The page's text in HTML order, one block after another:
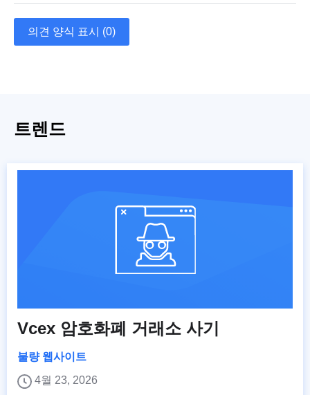
의견 양식 표시 (0)
트렌드
Vcex 암호화폐 거래소 사기
불량 웹사이트
4월 23, 2026